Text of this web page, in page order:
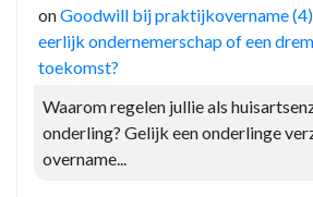
onGoodwill bij praktijkovername
eerlijk ondernemerschap of een
toekomst?
Waarom regelen jullie als
onderling? Gelijk een onderlinge
overname...